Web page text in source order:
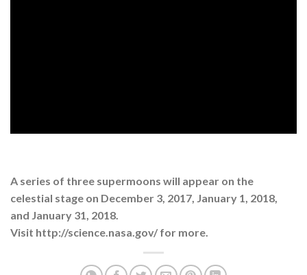
A series of three supermoons will appear on the
celestial stage on December 3, 2017, January 1, 2018,
and January 31, 2018.
Visit http://science.nasa.gov/ for more.